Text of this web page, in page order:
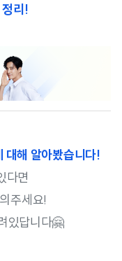
리!
대해 알아봤습니다!
다면
주세요!
있답니다🤗